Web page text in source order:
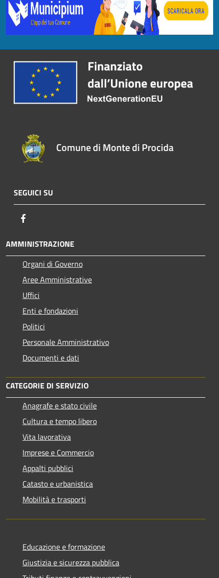
Comune di Monte di Procida
SEGUICI SU
AMMINISTRAZIONE
Organi di Governo
Aree Amministrative
Uffici
Enti e fondazioni
Politici
Personale Amministrativo
Documenti e dati
CATEGORIE DI SERVIZIO
Anagrafe e stato civile
Cultura e tempo libero
Vita lavorativa
Imprese e Commercio
Appalti pubblici
Catasto e urbanistica
Mobilità e trasporti
Educazione e formazione
Giustizia e sicurezza pubblica